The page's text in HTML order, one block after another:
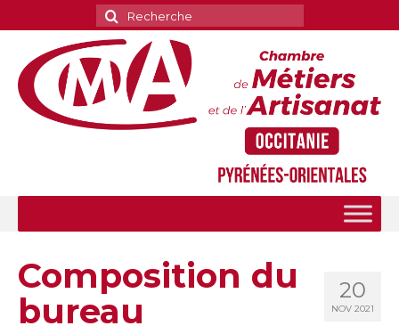
Rechercher
:
20
NOV 2021
Composition du
bureau